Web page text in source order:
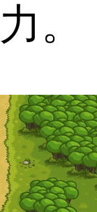
。